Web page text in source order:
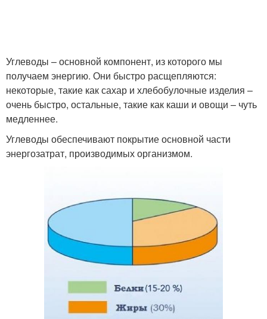
Углеводы – основной компонент, из которого мы
получаем энергию. Они быстро расщепляются:
некоторые, такие как сахар и хлебобулочные изделия –
очень быстро, остальные, такие как каши и овощи – чуть
медленнее.
Углеводы обеспечивают покрытие основной части
энергозатрат, производимых организмом.